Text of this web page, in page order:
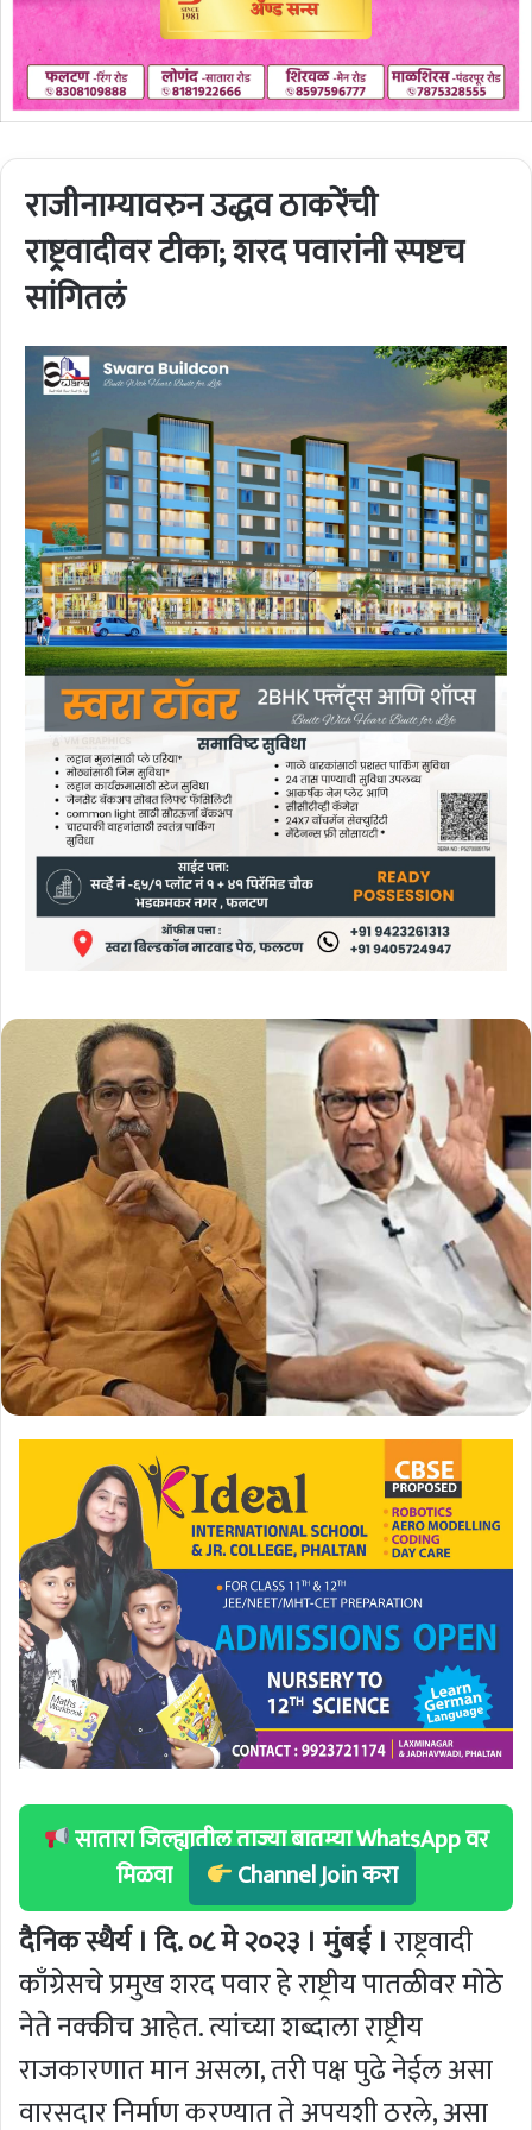
राजीनाम्यावरुन उद्धव ठाकरेंची
राष्ट्रवादीवर टीका; शरद पवारांनी स्पष्टच
सांगितलं
सातारा जिल्ह्यातील ताज्या बातम्या WhatsApp वर
मिळवा
Channel Join करा
दैनिक स्थैर्य । दि. ०८ मे २०२३ । मुंबई । राष्ट्रवादी
काँग्रेसचे प्रमुख शरद पवार हे राष्ट्रीय पातळीवर मोठे
नेते नक्कीच आहेत. त्यांच्या शब्दाला राष्ट्रीय
राजकारणात मान असला, तरी पक्ष पुढे नेईल असा
वारसदार निर्माण करण्यात ते अपयशी ठरले, असा